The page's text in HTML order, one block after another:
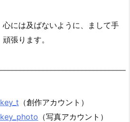
には及ばないように、まして手
張ります。
（創作アカウント）
（写真アカウント）